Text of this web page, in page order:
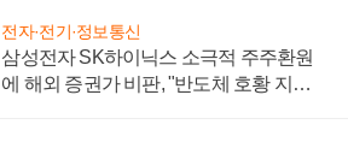
전자·전기·정보통신
삼성전자 SK하이닉스 소극적 주주환원
에 해외 증권가 비판, "반도체 호황 지속